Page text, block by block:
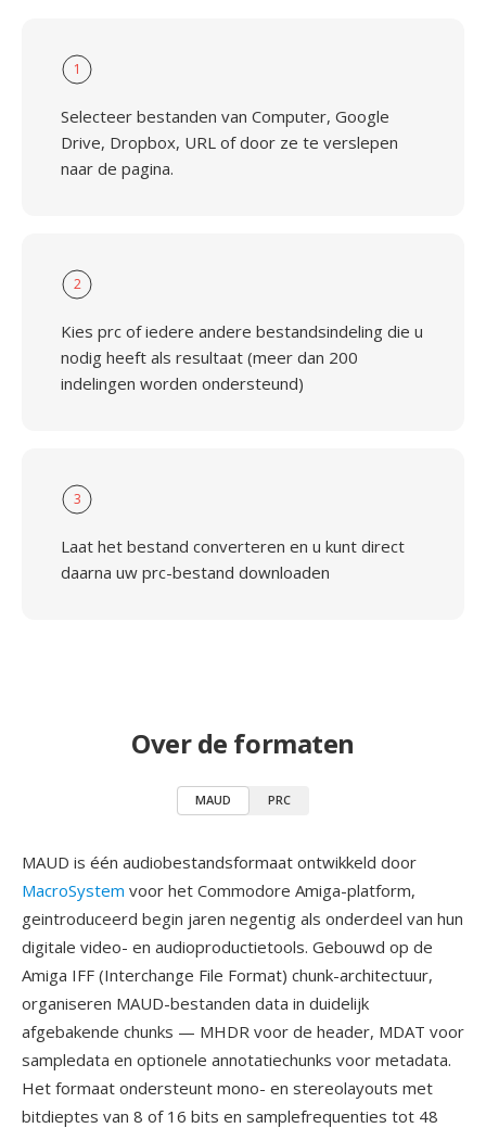
1
Selecteer bestanden van Computer, Google
Drive, Dropbox, URL of door ze te verslepen
naar de pagina.
2
Kies prc of iedere andere bestandsindeling die u
nodig heeft als resultaat (meer dan 200
indelingen worden ondersteund)
3
Laat het bestand converteren en u kunt direct
daarna uw prc-bestand downloaden
Over de formaten
MAUD PRC
MAUD is één audiobestandsformaat ontwikkeld door
MacroSystem voor het Commodore Amiga-platform,
geintroduceerd begin jaren negentig als onderdeel van hun
digitale video- en audioproductietools. Gebouwd op de
Amiga IFF (Interchange File Format) chunk-architectuur,
organiseren MAUD-bestanden data in duidelijk
afgebakende chunks — MHDR voor de header, MDAT voor
sampledata en optionele annotatiechunks voor metadata.
Het formaat ondersteunt mono- en stereolayouts met
bitdieptes van 8 of 16 bits en samplefrequenties tot 48